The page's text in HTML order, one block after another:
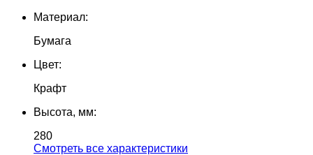
Материал:
Бумага
Цвет:
Крафт
Высота, мм:
280
Cмотреть все характеристики